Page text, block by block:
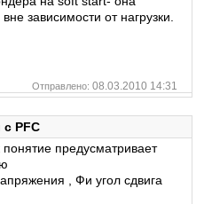
зависимости от нагрузки.
Отправлено: 08.03.2010 14:31
PFC
предусматривает
, Фи угол сдвига